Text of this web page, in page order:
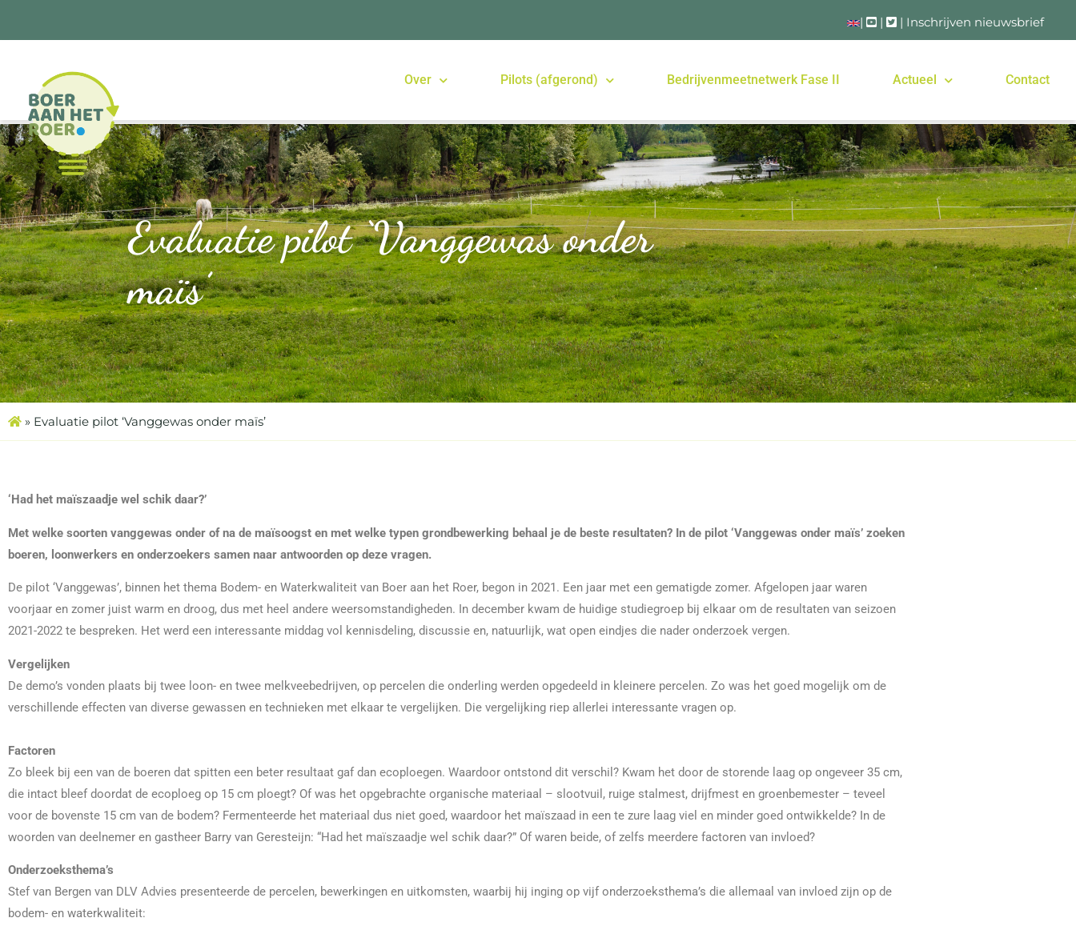
| | | Inschrijven nieuwsbrief
Over Pilots (afgerond) Bedrijvenmeetnetwerk Fase II Actueel Contact
Evaluatie pilot ‘Vanggewas onder
maïs’
» Evaluatie pilot ‘Vanggewas onder maïs’
‘Had het maïszaadje wel schik daar?’
Met welke soorten vanggewas onder of na de maïsoogst en met welke typen grondbewerking behaal je de beste resultaten? In de pilot ‘Vanggewas onder maïs’ zoeken
boeren, loonwerkers en onderzoekers samen naar antwoorden op deze vragen.
De pilot ‘Vanggewas’, binnen het thema Bodem- en Waterkwaliteit van Boer aan het Roer, begon in 2021. Een jaar met een gematigde zomer. Afgelopen jaar waren
voorjaar en zomer juist warm en droog, dus met heel andere weersomstandigheden. In december kwam de huidige studiegroep bij elkaar om de resultaten van seizoen
2021-2022 te bespreken. Het werd een interessante middag vol kennisdeling, discussie en, natuurlijk, wat open eindjes die nader onderzoek vergen.
Vergelijken
De demo’s vonden plaats bij twee loon- en twee melkveebedrijven, op percelen die onderling werden opgedeeld in kleinere percelen. Zo was het goed mogelijk om de
verschillende effecten van diverse gewassen en technieken met elkaar te vergelijken. Die vergelijking riep allerlei interessante vragen op.
Factoren
Zo bleek bij een van de boeren dat spitten een beter resultaat gaf dan ecoploegen. Waardoor ontstond dit verschil? Kwam het door de storende laag op ongeveer 35 cm,
die intact bleef doordat de ecoploeg op 15 cm ploegt? Of was het opgebrachte organische materiaal – slootvuil, ruige stalmest, drijfmest en groenbemester – teveel
voor de bovenste 15 cm van de bodem? Fermenteerde het materiaal dus niet goed, waardoor het maïszaad in een te zure laag viel en minder goed ontwikkelde? In de
woorden van deelnemer en gastheer Barry van Geresteijn: “Had het maïszaadje wel schik daar?” Of waren beide, of zelfs meerdere factoren van invloed?
Onderzoeksthema’s
Stef van Bergen van DLV Advies presenteerde de percelen, bewerkingen en uitkomsten, waarbij hij inging op vijf onderzoeksthema’s die allemaal van invloed zijn op de
bodem- en waterkwaliteit: